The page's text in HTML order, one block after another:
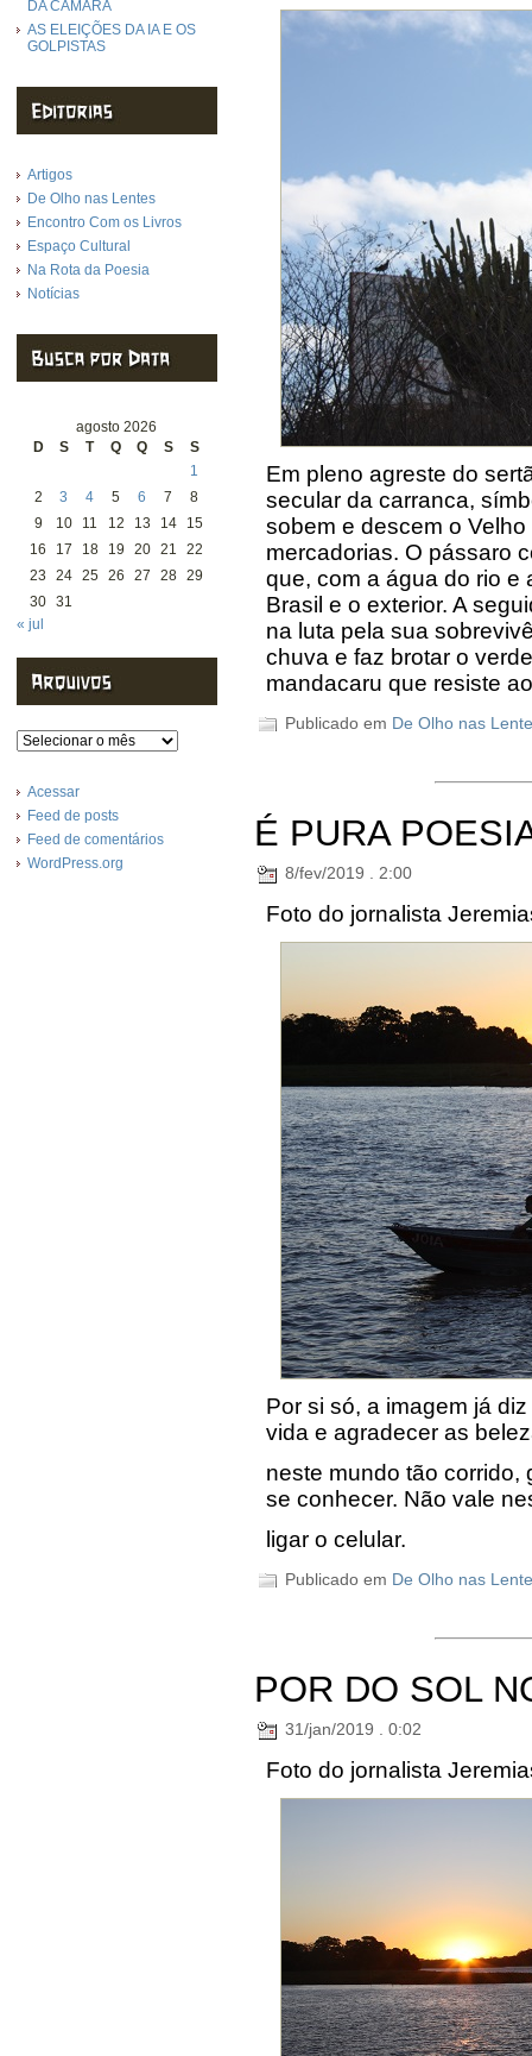
DA CÂMARA
AS ELEIÇÕES DA IA E OS
GOLPISTAS
Artigos
De Olho nas Lentes
Encontro Com os Livros
Espaço Cultural
Na Rota da Poesia
Notícias
agosto 2026
D
S T Q Q S
S
1
2
3 4 5 6 7
8
9
10 11 12 13 14
15
16
17 18 19 20 21
22
23
24 25 26 27 28 29
30 31
« jul
Arquivos
Acessar
Feed de posts
Feed de comentários
WordPress.org
Em pleno agreste do
secular da carranca,
sobem e descem o
mercadorias. O pássaro
que, com a água do rio e
Brasil e o exterior. A
na luta pela sua
chuva e faz brotar o
mandacaru que resiste
Publicado em De Olho nas
É PURA
8/fev/2019 . 2:00
Foto do jornalista
Por si só, a imagem já
vida e agradecer as
neste mundo tão
se conhecer. Não vale
ligar o celular.
Publicado em De Olho nas
POR DO SOL
31/jan/2019 . 0:02
Foto do jornalista